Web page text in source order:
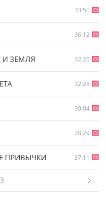
33:50
36:12
ЗЕМЛЯ 32:20
32:28
30:04
28:29
ПРИВЫЧКИ 37:11